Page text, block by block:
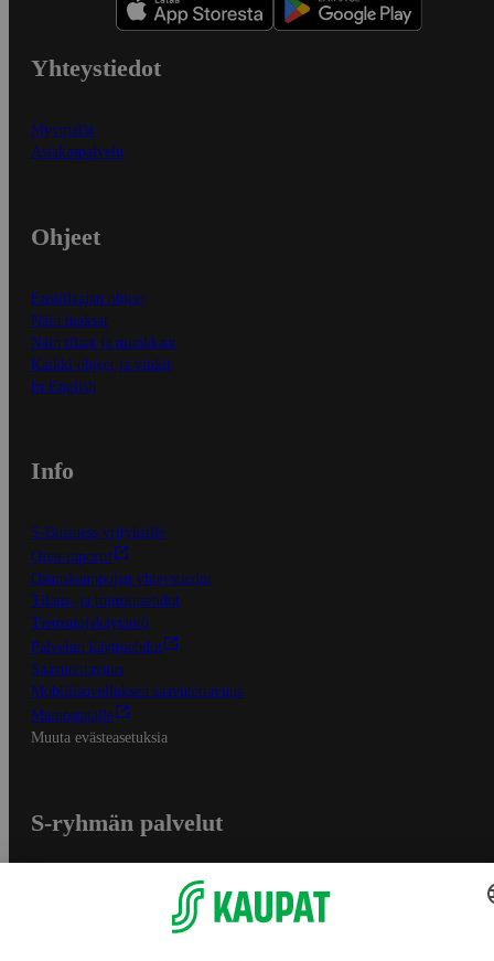
Yhteystiedot
Myymälät
Asiakaspalvelu
Ohjeet
Ensitilaajan ohjeet
Näin maksat
Näin tilaat ja muokkaat
Kaikki ohjeet ja vinkit
In English
Info
S-Business yrityksille
Oiva-raportit
Osuuskauppojen yhteystiedot
Tilaus- ja toimitusehdot
Tietosuojakäytäntö
Palvelun käyttöehdot
Saavutettavuus
Mobiilisovelluksen saavutettavuus
Mainostajalle
Muuta evästeasetuksia
S-ryhmän palvelut
Yhteishyvä Ruoka -sovellus